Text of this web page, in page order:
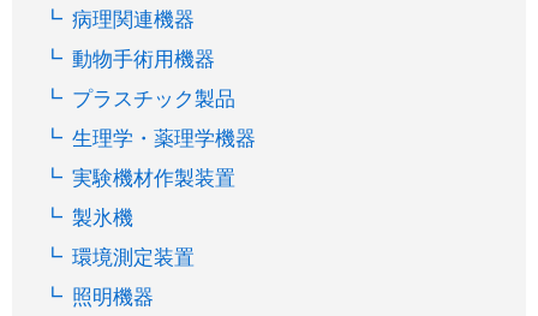
病理関連機器
動物手術用機器
プラスチック製品
生理学・薬理学機器
実験機材作製装置
製氷機
環境測定装置
照明機器